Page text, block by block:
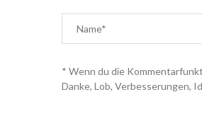
* Wenn du die
Danke, Lob, Verbesserungen,